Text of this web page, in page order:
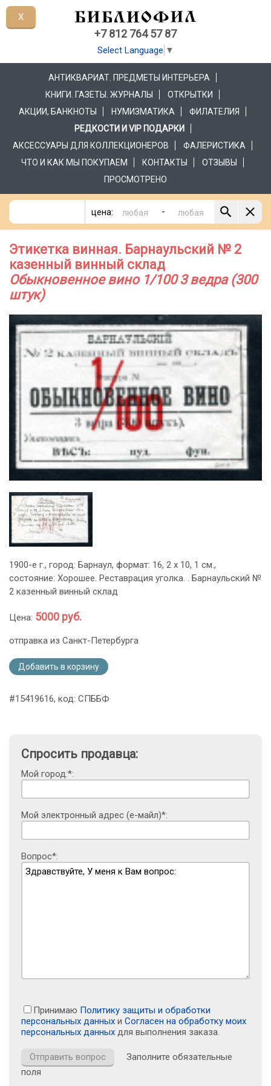
+7 812 764 57 87
Select Language ▼
АНТИКВАРИАТ. ПРЕДМЕТЫ ИНТЕРЬЕРА
КНИГИ. ГАЗЕТЫ. ЖУРНАЛЫ
ОТКРЫТКИ
АКЦИИ, БАНКНОТЫ
НУМИЗМАТИКА
ФИЛАТЕЛИЯ
РЕДКОСТИ И VIP ПОДАРКИ
АКСЕССУАРЫ ДЛЯ КОЛЛЕКЦИОНЕРОВ
ФАЛЕРИСТИКА
ЧТО И КАК МЫ ПОКУПАЕМ
КОНТАКТЫ
ОТЗЫВЫ
ПРОСМОТРЕНО
цена: -
Этикетка винная. Барнаульский № 2
казенный винный склад
Обыкновенное вино 1/100 3 ведра (300
штук)
1900-е г., город: Барнаул, формат: 16, 2 х 10, 1 см.,
состояние: Хорошее. Реставрация уголка. . Барнаульский №
2 казенный винный склад
Цена: 5000 руб.
отправка из Санкт-Петербурга
Добавить в корзину
#15419616, код: СПББФ
Спросить продавца:
Мой город:*:
Мой электронный адрес (е-майл)*:
Вопрос*:
Принимаю Политику защиты и обработки
персональных данных и Согласен на обработку моих
персональных данных для выполнения заказа.
Заполните обязательные
поля
X